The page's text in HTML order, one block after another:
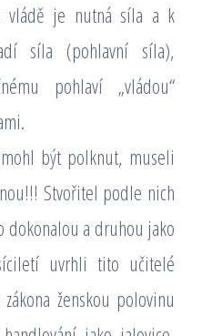
vládě je nutná síla a k
síla (pohlavní síla),
pohlaví „vládou“
být polknut, museli
Stvořitel podle nich
a druhou jako
uvrhli tito učitelé
ženskou polovinu